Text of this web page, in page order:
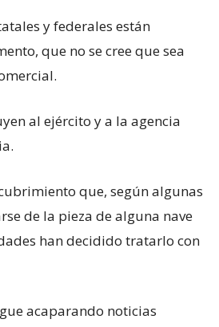
y federales están
que no se cree que sea
al ejército y a la agencia
que, según algunas
de la pieza de alguna nave
han decidido tratarlo con
acaparando noticias